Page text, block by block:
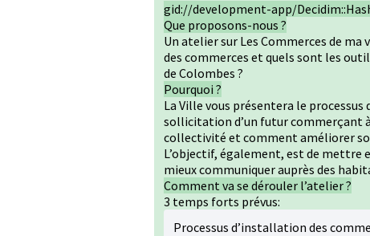
gid://development-app/
Que proposons-nous ?
Un atelier sur Les Commerces de
des commerces et quels sont les
de Colombes ?
Pourquoi ?
La Ville vous présentera le
sollicitation d’un futur commerçant
collectivité et comment améliorer
L’objectif, également, est de mettre
mieux communiquer auprès des
Comment va se dérouler l’atelier ?
3 temps forts prévus:
Processus d’installation des